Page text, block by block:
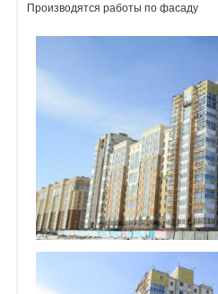
События
Агентства
Кабинет
Производятся работы по фасаду